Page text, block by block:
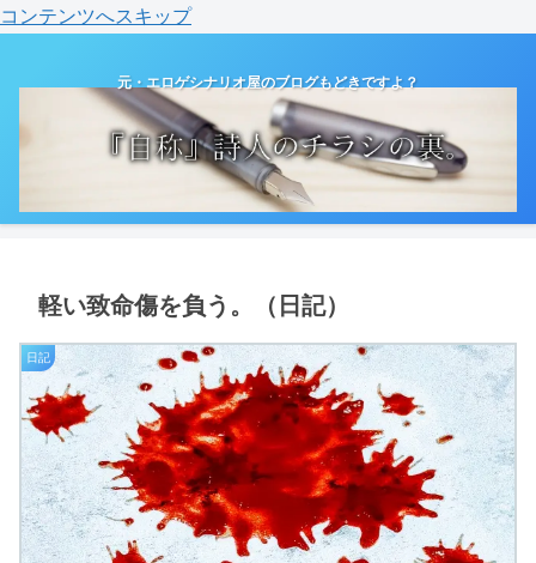
コンテンツへスキップ
元・エロゲシナリオ屋のブログもどきですよ？
軽い致命傷を負う。（日記）
日記